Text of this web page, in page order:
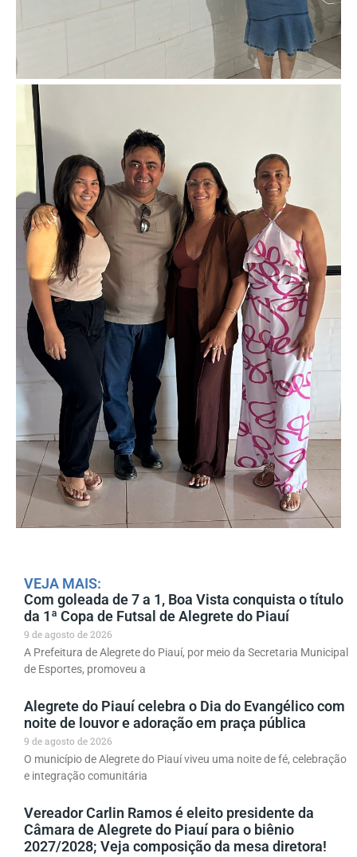
VEJA MAIS:
Com goleada de 7 a 1, Boa Vista conquista o título
da 1ª Copa de Futsal de Alegrete do Piauí
9 de agosto de 2026
A Prefeitura de Alegrete do Piauí, por meio da Secretaria Municipal
de Esportes, promoveu a
Alegrete do Piauí celebra o Dia do Evangélico com
noite de louvor e adoração em praça pública
9 de agosto de 2026
O município de Alegrete do Piauí viveu uma noite de fé, celebração
e integração comunitária
Vereador Carlin Ramos é eleito presidente da
Câmara de Alegrete do Piauí para o biênio
2027/2028; Veja composição da mesa diretora!